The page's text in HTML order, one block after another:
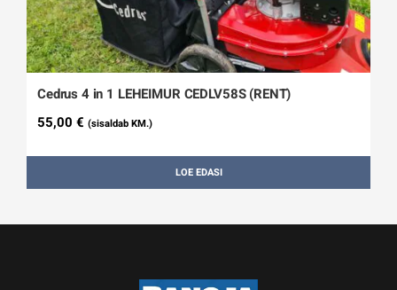
Cedrus 4 in 1 LEHEIMUR CEDLV58S (RENT)
55,00 € (sisaldab KM.)
LOE EDASI